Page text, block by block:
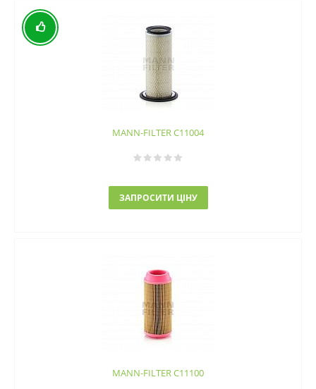
MANN-FILTER C11004
ЗАПРОСИТИ ЦІНУ
MANN-FILTER C11100